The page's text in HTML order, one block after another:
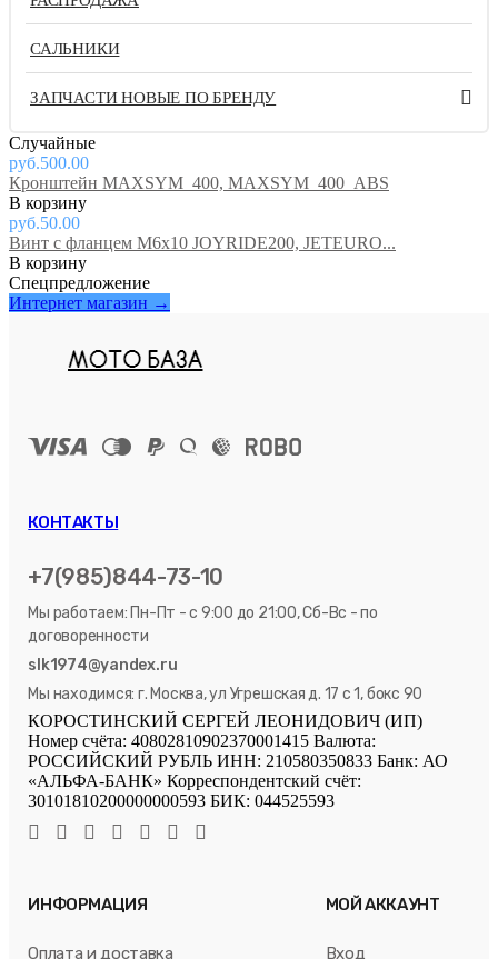
САЛЬНИКИ
ЗАПЧАСТИ НОВЫЕ ПО БРЕНДУ
Случайные
руб.500.00
Кронштейн MAXSYM_400, MAXSYM_400_ABS
руб.50.00
Винт с фланцем М6х10 JOYRIDE200, JETEURO...
Спецпредложение
Интернет магазин →
КОНТАКТЫ
+7(985)844-73-10
Мы работаем: Пн-Пт - с 9:00 до 21:00, Сб-Вс - по
договоренности
slk1974@yandex.ru
Мы находимся: г. Москва, ул Угрешская д. 17 с 1, бокс 90
КОРОСТИНСКИЙ СЕРГЕЙ ЛЕОНИДОВИЧ (ИП)
Номер счёта: 40802810902370001415 Валюта:
РОССИЙСКИЙ РУБЛЬ ИНН: 210580350833 Банк: АО
«АЛЬФА-БАНК» Корреспондентский счёт:
30101810200000000593 БИК: 044525593
ИНФОРМАЦИЯ
Оплата и доставка
МОЙ АККАУНТ
Вход